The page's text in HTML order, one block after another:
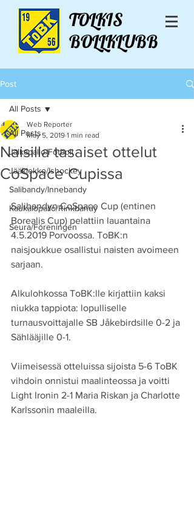
TOLKIS
BOLLKLUBB
Post
All Posts
Jalkapallo/Fotboll
Jääkiekko/Ishockey
Salibandy/Innebandy
Kaukalopallo/Rinkbandy
Seura/Föreningen
All Posts
Naisilla tasaiset ottelut
CoSpace Cupissa
Web Reporter
May 5, 2019 1 min read
Salibandyn CoSpace Cup (entinen
Borealis Cup) pelattiin lauantaina
4.5.2019 Porvoossa. ToBK:n
naisjoukkue osallistui naisten avoimeen
sarjaan.
Alkulohkossa ToBK:lle kirjattiin kaksi
niukka tappiota: lopulliselle
turnausvoittajalle SB Jåkebirdsille 0-2 ja
Sählääjille 0-1.
Viimeisessä otteluissa sijoista 5-6 ToBK
vihdoin onnistui maalinteossa ja voitti
Light Ironin 2-1 Maria Riskan ja Charlotte
Karlssonin maaleilla.